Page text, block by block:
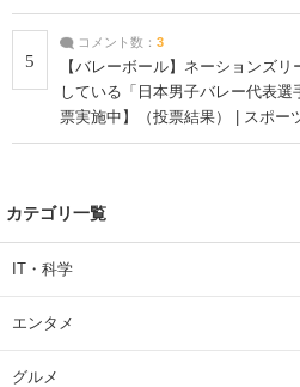
5
コメント数： 3
【バレーボール】ネーションズ
している「日本男子バレー代表
票実施中】（投票結果） | スポー
カテゴリ一覧
IT・科学
エンタメ
グルメ